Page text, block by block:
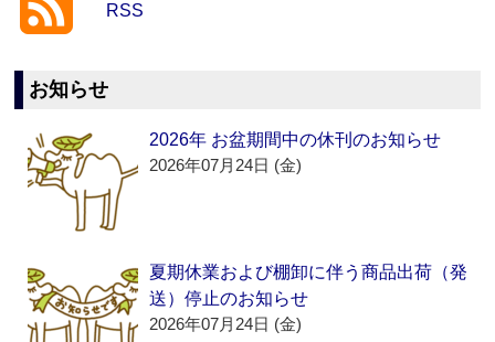
RSS
お知らせ
2026年 お盆期間中の休刊のお知らせ
2026年07月24日 (金)
夏期休業および棚卸に伴う商品出荷（発
送）停止のお知らせ
2026年07月24日 (金)